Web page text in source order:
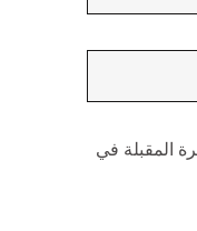
المقبلة في